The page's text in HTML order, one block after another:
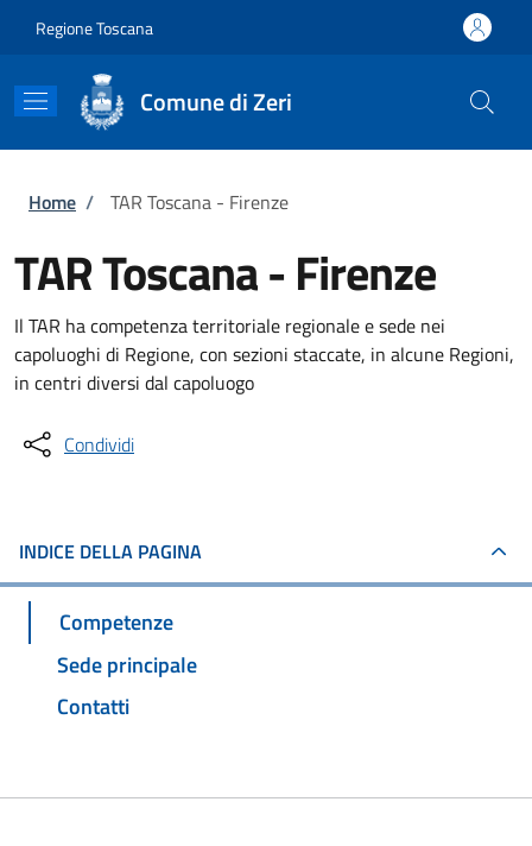
Regione Toscana
Comune di Zeri
Briciole di pane
Home / TAR Toscana - Firenze
TAR Toscana - Firenze
Il TAR ha competenza territoriale regionale e sede nei
capoluoghi di Regione, con sezioni staccate, in alcune Regioni,
in centri diversi dal capoluogo
Condividi
INDICE DELLA PAGINA
Competenze
Sede principale
Contatti